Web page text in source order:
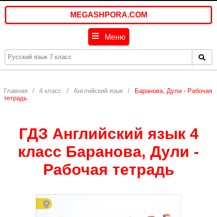
MEGASHPORA.COM
Меню
Главная 4 класс Английский язык
Баранова, Дули - Рабочая
тетрадь
ГДЗ Английский язык 4
класс Баранова, Дули -
Рабочая тетрадь